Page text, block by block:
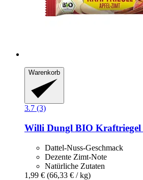
Warenkorb
3.7 (3)
Willi Dungl BIO Kraftriegel
Dattel-Nuss-Geschmack
Dezente Zimt-Note
Natürliche Zutaten
1,99 € (66,33 € / kg)